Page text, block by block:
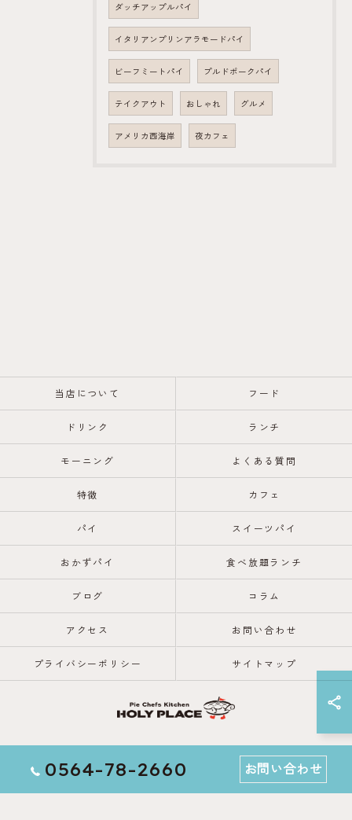
ダッチアップルパイ
イタリアンプリンアラモードパイ
ビーフミートパイ プルドポークパイ
テイクアウト おしゃれ グルメ
アメリカ西海岸 夜カフェ
0564-78-2660 お問い合わせ
当店について フード
ドリンク ランチ
モーニング よくある質問
特徴 カフェ
パイ スイーツパイ
おかずパイ 食べ放題ランチ
ブログ コラム
アクセス お問い合わせ
プライバシーポリシー サイトマップ
© 2026 愛知県岡崎市のレストランならPie Chefs Kitchen HOLY PLACE
ALL RIGHTS RESERVED.